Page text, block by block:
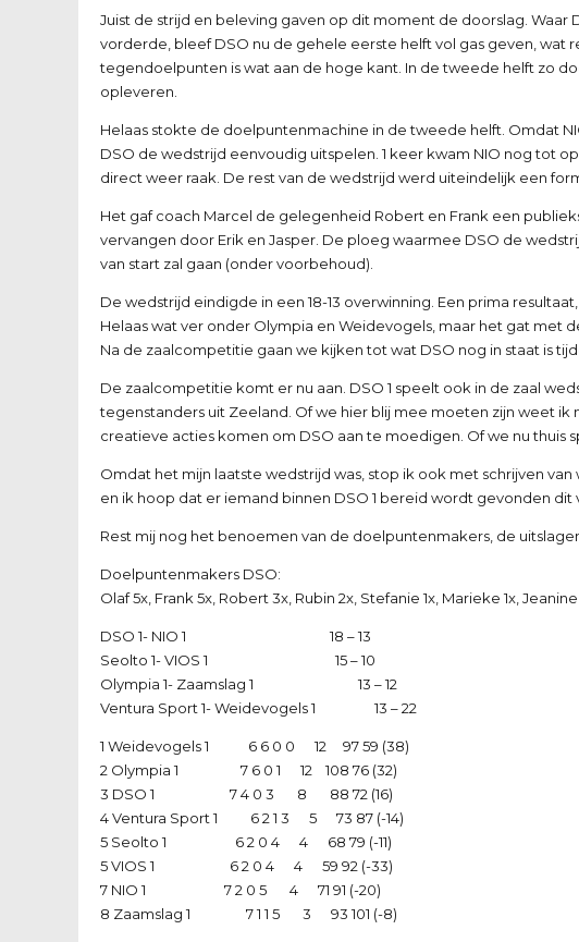
Juist de strijd en beleving gaven op dit moment de doorslag. Waar
vorderde, bleef DSO nu de gehele eerste helft vol gas geven, wat
tegendoelpunten is wat aan de hoge kant. In de tweede helft zo
opleveren.
Helaas stokte de doelpuntenmachine in de tweede helft. Omdat
DSO de wedstrijd eenvoudig uitspelen. 1 keer kwam NIO nog tot
direct weer raak. De rest van de wedstrijd werd uiteindelijk een
Het gaf coach Marcel de gelegenheid Robert en Frank een
vervangen door Erik en Jasper. De ploeg waarmee DSO de
van start zal gaan (onder voorbehoud).
De wedstrijd eindigde in een 18-13 overwinning. Een prima
Helaas wat ver onder Olympia en Weidevogels, maar het gat met
Na de zaalcompetitie gaan we kijken tot wat DSO nog in staat is
De zaalcompetitie komt er nu aan. DSO 1 speelt ook in de zaal
tegenstanders uit Zeeland. Of we hier blij mee moeten zijn weet
creatieve acties komen om DSO aan te moedigen. Of we nu thuis
Omdat het mijn laatste wedstrijd was, stop ik ook met schrijven
en ik hoop dat er iemand binnen DSO 1 bereid wordt gevonden dit
Rest mij nog het benoemen van de doelpuntenmakers, de
Doelpuntenmakers DSO:
Olaf 5x, Frank 5x, Robert 3x, Rubin 2x, Stefanie 1x, Marieke 1x, Jeanine
DSO 1- NIO 1 18 – 13
Seolto 1- VIOS 1 15 – 10
Olympia 1- Zaamslag 1 13 – 12
Ventura Sport 1- Weidevogels 1 13 – 22
1 Weidevogels 1 6 6 0 0 12 97 59 (38)
2 Olympia 1 7 6 0 1 12 108 76 (32)
3 DSO 1 7 4 0 3 8 88 72 (16)
4 Ventura Sport 1 6 2 1 3 5 73 87 (-14)
5 Seolto 1 6 2 0 4 4 68 79 (-11)
5 VIOS 1 6 2 0 4 4 59 92 (-33)
7 NIO 1 7 2 0 5 4 71 91 (-20)
8 Zaamslag 1 7 1 1 5 3 93 101 (-8)